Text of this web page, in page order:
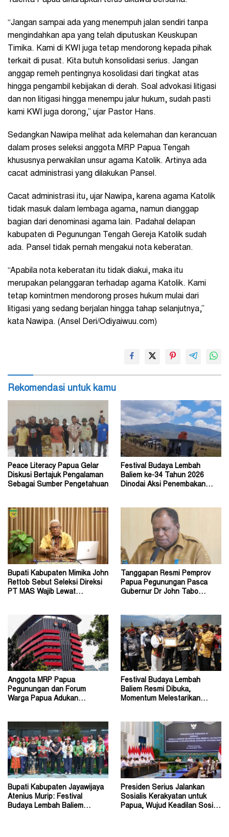
“Jangan sampai ada yang menempuh jalan sendiri tanpa
mengindahkan apa yang telah diputuskan Keuskupan
Timika. Kami di KWI juga tetap mendorong kepada pihak
terkait di pusat. Kita butuh konsolidasi serius. Jangan
anggap remeh pentingnya kosolidasi dari tingkat atas
hingga pengambil kebijakan di derah. Soal advokasi litigasi
dan non litigasi hingga menempu jalur hukum, sudah pasti
kami KWI juga dorong,” ujar Pastor Hans.
Sedangkan Nawipa melihat ada kelemahan dan kerancuan
dalam proses seleksi anggota MRP Papua Tengah
khususnya perwakilan unsur agama Katolik. Artinya ada
cacat administrasi yang dilakukan Pansel.
Cacat administrasi itu, ujar Nawipa, karena agama Katolik
tidak masuk dalam lembaga agama, namun dianggap
bagian dari denominasi agama lain. Padahal delapan
kabupaten di Pegunungan Tengah Gereja Katolik sudah
ada. Pansel tidak pernah mengakui nota keberatan.
“Apabila nota keberatan itu tidak diakui, maka itu
merupakan pelanggaran terhadap agama Katolik. Kami
tetap komintmen mendorong proses hukum mulai dari
litigasi yang sedang berjalan hingga tahap selanjutnya,”
kata Nawipa. (Ansel Deri/Odiyaiwuu.com)
Rekomendasi untuk kamu
Peace Literacy Papua Gelar
Diskusi Bertajuk Pengalaman
Sebagai Sumber Pengetahuan
Festival Budaya Lembah
Baliem ke-34 Tahun 2026
Dinodai Aksi Penembakan
Bupati Kabupaten Mimika John
Rettob Sebut Seleksi Direksi
PT MAS Wajib Lewat
Tanggapan Resmi Pemprov
Papua Pegunungan Pasca
Gubernur Dr John Tabo
Anggota MRP Papua
Pegunungan dan Forum
Warga Papua Adukan
Festival Budaya Lembah
Baliem Resmi Dibuka,
Momentum Melestarikan
Bupati Kabupaten Jayawijaya
Atenius Murip: Festival
Budaya Lembah Baliem
Presiden Serius Jalankan
Sosialis Kerakyatan untuk
Papua, Wujud Keadilan Sosial